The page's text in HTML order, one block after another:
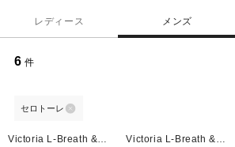
レディース メンズ
6 件
セロトーレ
Victoria L-Breath &m
Victoria L-Breath &m